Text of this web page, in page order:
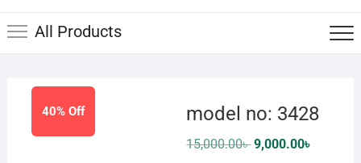
All Products
40% Off model no: 3428
15,000.00৳Original
price
9,000.00৳